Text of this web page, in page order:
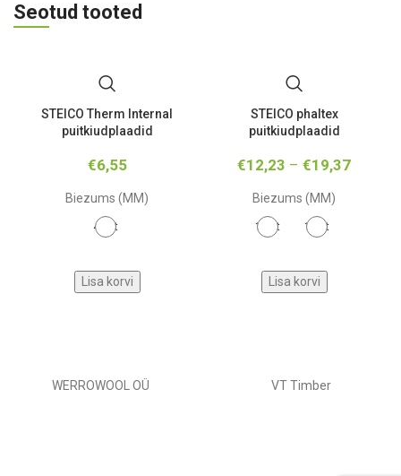
Seotud tooted
STEICO Therm Internal
puitkiudplaadid
€6,55
Biezums (MM)
40-et
Lisa korvi
STEICO phaltex
puitkiudplaadid
€12,23 – €19,37
Biezums (MM)
12-et 19-et
Lisa korvi
WERROWOOL OÜ VT Timber